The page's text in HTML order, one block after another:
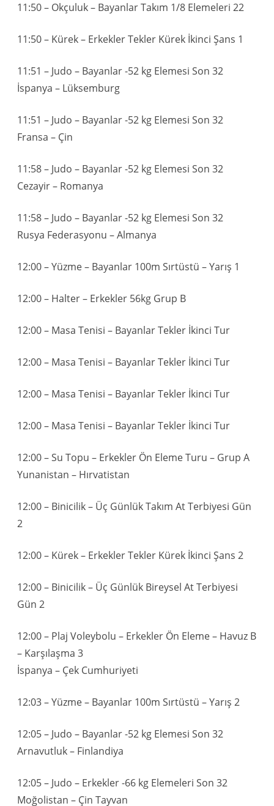
11:50 – Okçuluk – Bayanlar Takım 1/8 Elemeleri 22
11:50 – Kürek – Erkekler Tekler Kürek İkinci Şans 1
11:51 – Judo – Bayanlar -52 kg Elemesi Son 32
İspanya – Lüksemburg
11:51 – Judo – Bayanlar -52 kg Elemesi Son 32
Fransa – Çin
11:58 – Judo – Bayanlar -52 kg Elemesi Son 32
Cezayir – Romanya
11:58 – Judo – Bayanlar -52 kg Elemesi Son 32
Rusya Federasyonu – Almanya
12:00 – Yüzme – Bayanlar 100m Sırtüstü – Yarış 1
12:00 – Halter – Erkekler 56kg Grup B
12:00 – Masa Tenisi – Bayanlar Tekler İkinci Tur
12:00 – Masa Tenisi – Bayanlar Tekler İkinci Tur
12:00 – Masa Tenisi – Bayanlar Tekler İkinci Tur
12:00 – Masa Tenisi – Bayanlar Tekler İkinci Tur
12:00 – Su Topu – Erkekler Ön Eleme Turu – Grup A
Yunanistan – Hırvatistan
12:00 – Binicilik – Üç Günlük Takım At Terbiyesi Gün
2
12:00 – Kürek – Erkekler Tekler Kürek İkinci Şans 2
12:00 – Binicilik – Üç Günlük Bireysel At Terbiyesi
Gün 2
12:00 – Plaj Voleybolu – Erkekler Ön Eleme – Havuz B
– Karşılaşma 3
İspanya – Çek Cumhuriyeti
12:03 – Yüzme – Bayanlar 100m Sırtüstü – Yarış 2
12:05 – Judo – Bayanlar -52 kg Elemesi Son 32
Arnavutluk – Finlandiya
12:05 – Judo – Erkekler -66 kg Elemeleri Son 32
Moğolistan – Çin Tayvan